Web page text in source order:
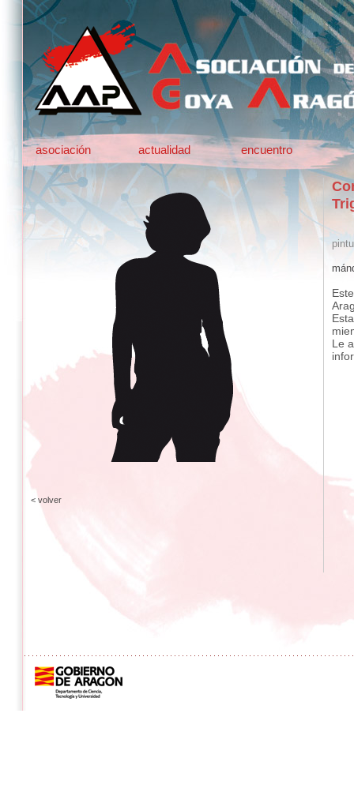
asociación actualidad encuentro
< volver
Le